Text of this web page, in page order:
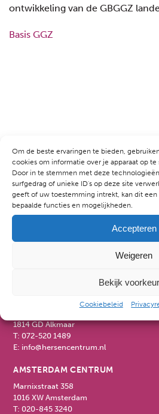
Om de beste ervaringen te bieden,
cookies om informatie over je apparaat op
Door in te stemmen met deze
surfgedrag of unieke ID's op deze site
geeft of uw toestemming intrekt, kan dit
bepaalde functies en mogelijkheden.
Accepteren
Weigeren
Bekijk
Cookiebeleid
ontwikkeling van de GBGGZ
Basis GGZ
CATEGORIEËN
Geen categorie
NIEUWSARCHIEF
1814 GD Alkmaar
T:072-520 1489
E: info@hersencentrum.nl
AMSTERDAM CENTRUM
Marnixstraat 358
1016 XW Amsterdam
T:020-845 3240